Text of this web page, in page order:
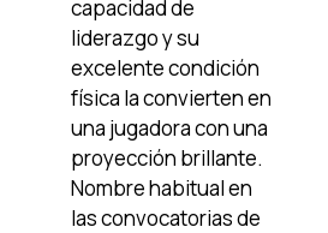
capacidad de
liderazgo y su
excelente condición
física la convierten en
una jugadora con una
proyección brillante.
Nombre habitual en
las convocatorias de